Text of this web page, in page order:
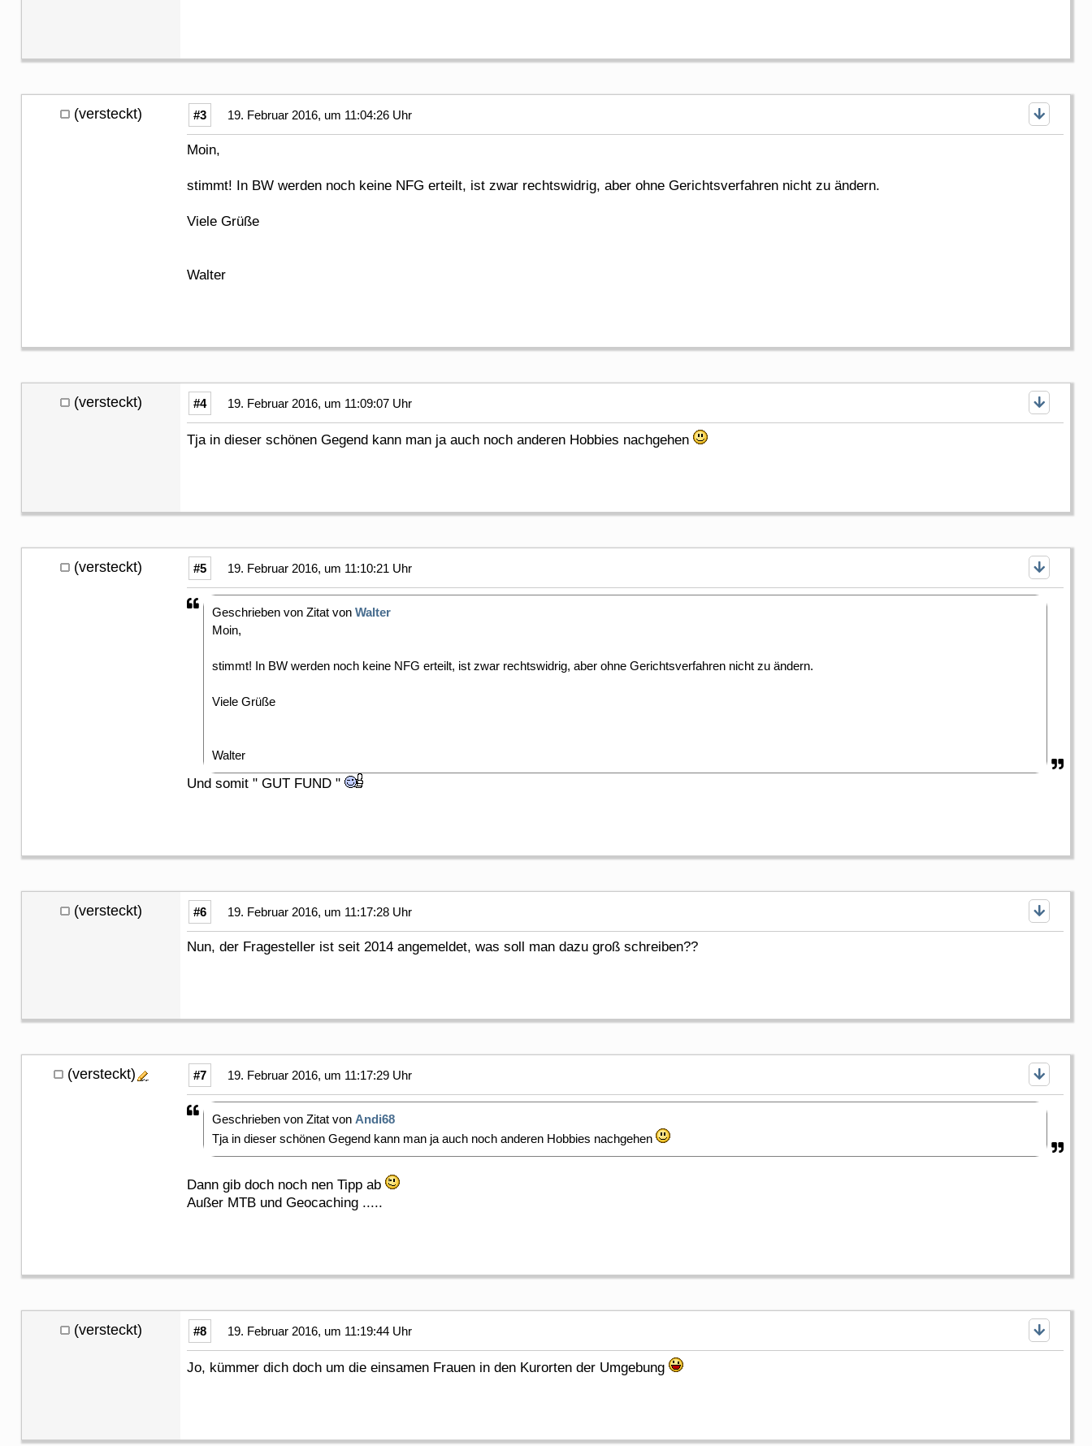
(versteckt) #3 19. Februar 2016, um 11:04:26 Uhr
Moin,
stimmt! In BW werden noch keine NFG erteilt, ist zwar rechtswidrig, aber ohne Gerichtsverfahren nicht zu ändern.
Viele Grüße
Walter
(versteckt) #4 19. Februar 2016, um 11:09:07 Uhr
Tja in dieser schönen Gegend kann man ja auch noch anderen Hobbies nachgehen
(versteckt) #5 19. Februar 2016, um 11:10:21 Uhr
Geschrieben von Zitat von Walter
Moin,
stimmt! In BW werden noch keine NFG erteilt, ist zwar rechtswidrig, aber ohne Gerichtsverfahren nicht zu ändern.
Viele Grüße
Walter
Und somit " GUT FUND "
(versteckt) #6 19. Februar 2016, um 11:17:28 Uhr
Nun, der Fragesteller ist seit 2014 angemeldet, was soll man dazu groß schreiben??
(versteckt) #7 19. Februar 2016, um 11:17:29 Uhr
Geschrieben von Zitat von Andi68
Tja in dieser schönen Gegend kann man ja auch noch anderen Hobbies nachgehen
Dann gib doch noch nen Tipp ab
Außer MTB und Geocaching .....
(versteckt) #8 19. Februar 2016, um 11:19:44 Uhr
Jo, kümmer dich doch um die einsamen Frauen in den Kurorten der Umgebung